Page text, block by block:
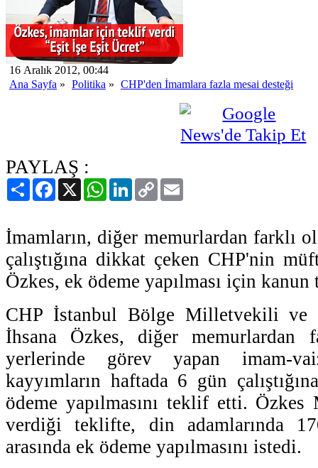
16 Aralık 2012, 00:44
Ana Sayfa » Politika » CHP'den İmamlara fazla mesai desteği
PAYLAŞ :
PaylaşFacebook
X WhatsAppLinkedIn
Copy
Link
İmamların, diğer memurlardan farklı
çalıştığına dikkat çeken CHP'nin
Özkes, ek ödeme yapılması için
CHP İstanbul Bölge Milletvekili ve
İhsana Özkes, diğer memurlardan
yerlerinde görev yapan imam-
kayyımların haftada 6 gün
ödeme yapılmasını teklif etti. Özkes
verdiği teklifte, din adamlarında
arasında ek ödeme yapılmasını istedi.